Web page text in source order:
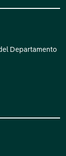
Departamento